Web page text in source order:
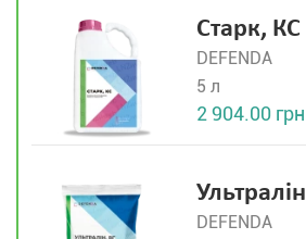
Старк, КС
DEFENDA
5 л
2 904.00 грн
Ультралін
DEFENDA